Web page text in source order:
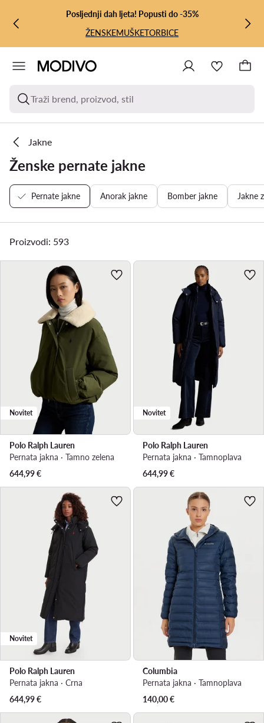
PRIJEĐI NA GLAVNI SADRŽAJ
PRIJEĐI NA PRETRAŽIVANJE
Posljednji dah ljeta! Popusti do -35%
ŽENSKEMUŠKETORBICE
Traži brend, proizvod, stil
Jakne
Ženske pernate jakne
Pernate jakne Anorak jakne Bomber jakne Jakne
Proizvodi: 593
Novitet
Polo Ralph Lauren
Pernata jakna · Tamno zelena
644,99€
Novitet
Polo Ralph Lauren
Pernata jakna · Tamnoplava
644,99€
Novitet
Polo Ralph Lauren
Pernata jakna · Crna
644,99€
Columbia
Pernata jakna · Tamnoplava
140,00€